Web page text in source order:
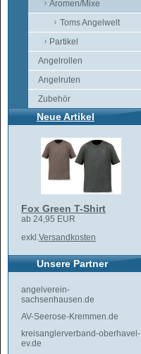
Aromen/Mixe
Toms Angelwelt
Partikel
Angelrollen
Angelruten
Zubehör
Neue Artikel
Fox Green T-Shirt
ab 24,95 EUR
exkl.Versandkosten
Unsere Partner
angelverein-
sachsenhausen.de
AV-Seerose-Kremmen.de
kreisanglerverband-oberhavel-
ev.de